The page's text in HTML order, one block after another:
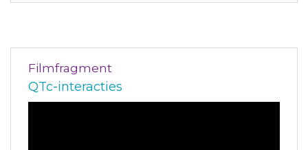
Filmfragment
QTc-interacties